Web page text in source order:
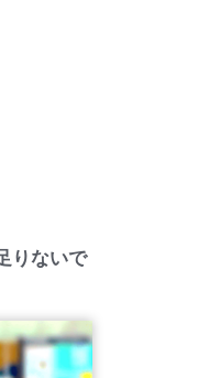
りないで